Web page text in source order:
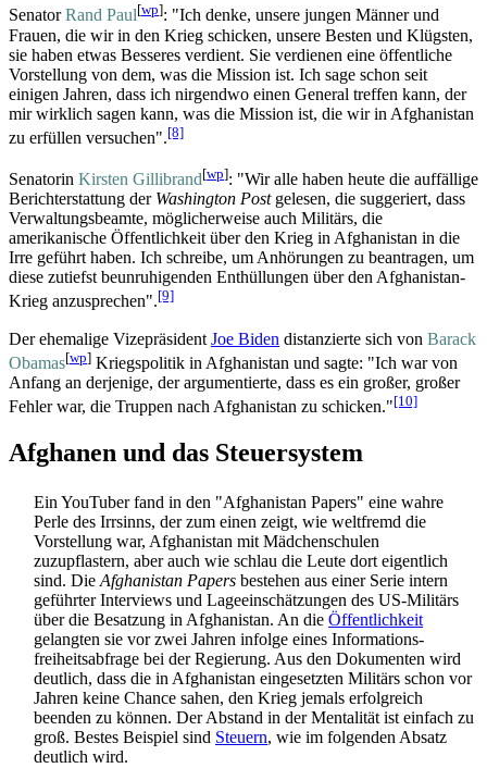
SenatorRand Paul[wp]: "Ich denke, unsere jungen Männer und
Frauen, die wir in den Krieg schicken, unsere Besten und Klügsten,
sie haben etwas Besseres verdient. Sie verdienen eine öffentliche
Vorstellung von dem, was die Mission ist. Ich sage schon seit
einigen Jahren, dass ich nirgendwo einen General treffen kann, der
mir wirklich sagen kann, was die Mission ist, die wir in Afghanistan
zu erfüllen versuchen".[8]
Senatorin Kirsten Gillibrand[wp]: "Wir alle haben heute die auffällige
Bericht­erstattung der Washington Postgelesen, die suggeriert, dass
Verwaltungs­beamte, möglicherweise auch Militärs, die
amerikanische Öffentlichkeit über den Krieg in Afghanistan in die
Irre geführt haben. Ich schreibe, um Anhörungen zu beantragen, um
diese zutiefst beunruhigenden Enthüllungen über den Afghanistan-
Krieg anzusprechen".[9]
Der ehemalige Vizepräsident Joe Biden distanzierte sich von Barack
Obamas[wp] Kriegspolitik in Afghanistan und sagte: "Ich war von
Anfang an derjenige, der argumentierte, dass es ein großer, großer
Fehler war, die Truppen nach Afghanistan zu schicken."[10]
Afghanen und das Steuersystem
Ein YouTuber fand in den "Afghanistan Papers" eine wahre
Perle des Irrsinns, der zum einen zeigt, wie weltfremd die
Vorstellung war, Afghanistan mit Mädchenschulen
zuzupflastern, aber auch wie schlau die Leute dort eigentlich
sind. Die Afghanistan Papers bestehen aus einer Serie intern
geführter Interviews und Lage­einschätzungen des US-Militärs
über die Besatzung in Afghanistan. An die Öffentlichkeit
gelangten sie vor zwei Jahren infolge eines Informations­
freiheits­abfrage bei der Regierung. Aus den Dokumenten wird
deutlich, dass die in Afghanistan eingesetzten Militärs schon vor
Jahren keine Chance sahen, den Krieg jemals erfolgreich
beenden zu können. Der Abstand in der Mentalität ist einfach zu
groß. Bestes Beispiel sind Steuern, wie im folgenden Absatz
deutlich wird.